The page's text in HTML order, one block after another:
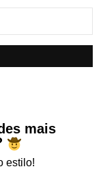
mais
estilo!